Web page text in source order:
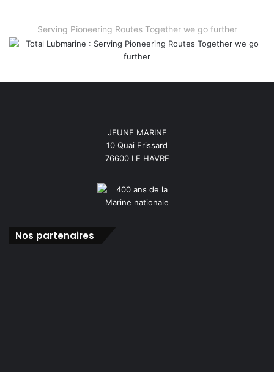
Serving Pioneering Routes Together we go further
JEUNE MARINE
10 Quai Frissard
76600 LE HAVRE
Nos partenaires